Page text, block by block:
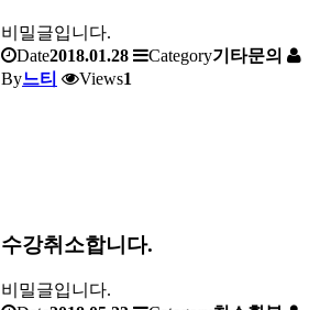
비밀글입니다.
Date2018.01.28 Category기타문의
By느티 Views1
수강취소합니다.
비밀글입니다.